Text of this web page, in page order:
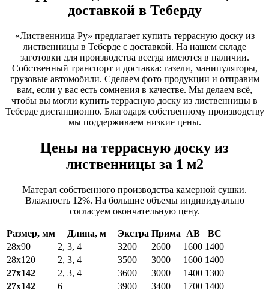
доставкой в Теберду
«Лиственница Ру» предлагает купить террасную доску из
лиственницы в Теберде с доставкой. На нашем складе
заготовки для производства всегда имеются в наличии.
Собственный транспорт и доставка: газели, манипуляторы,
грузовые автомобили. Сделаем фото продукции и отправим
вам, если у вас есть сомнения в качестве. Мы делаем всё,
чтобы вы могли купить террасную доску из лиственницы в
Теберде дистанционно. Благодаря собственному производству
мы поддерживаем низкие цены.
Цены на террасную доску из
лиственницы за 1 м2
Матерал собственного производства камерной сушки.
Влажность 12%. На большие объемы индивидуально
согласуем окончательную цену.
Размер, мм Длина, м Экстра Прима АВ
ВС
28х90
2, 3, 4 3200 2600 1600 1400
28х120
2, 3, 4 3500 3000 1600 1400
27х142
2, 3, 4 3600 3000 1400 1300
27х142
6 3900 3400 1700 1400